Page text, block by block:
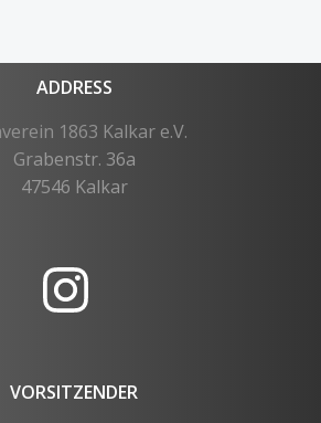
ADDRESS
1863 Kalkar e.V.
Grabenstr. 36a
47546 Kalkar
VORSITZENDER